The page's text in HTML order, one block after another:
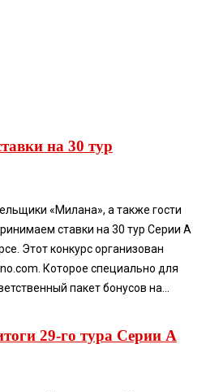
на 30 тур
«Милана», а также гости
ставки на 30 тур Серии А
Этот конкурс организован
Которое специально для
пакет бонусов на...
29-го тура Серии А